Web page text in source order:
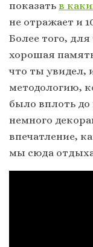
показать в
не отражает и
Более того,
хорошая
что ты увидел,
методологию,
было вплоть до
немного
впечатление,
мы сюда